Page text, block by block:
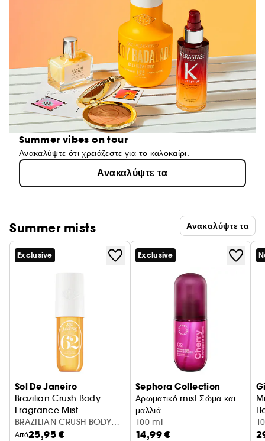
Summer vibes on tour
Ανακαλύψτε ότι χρειάζεστε για το καλοκαίρι.
Ανακαλύψτε τα
Summer mists Ανακαλύψτε τα
Exclusive
Sol De Janeiro
Brazilian Crush Body
Fragrance Mist
BRAZILIAN CRUSH BODY
MIST 90ML
Από25,95 €
Exclusive
Sephora Collection
Αρωματικό mist Σώμα και
μαλλιά
Κεράσι + σαντιγί
100 ml
14,99 €